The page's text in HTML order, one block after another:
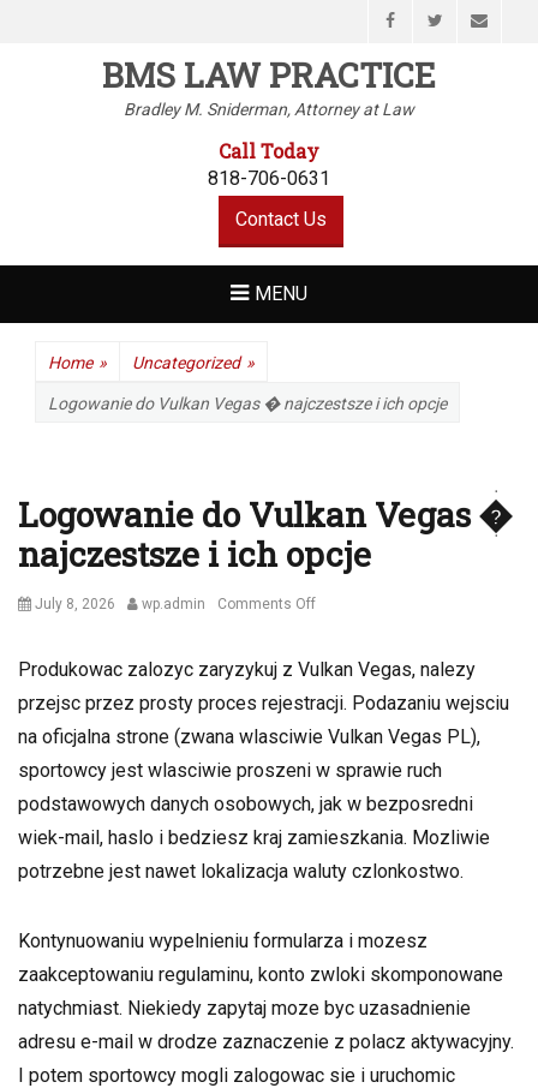
FacebookTwitterEmail
BMS LAW PRACTICE
Bradley M. Sniderman, Attorney at Law
Call Today
818-706-0631
Contact Us
MENU
Home » Uncategorized »
Logowanie do Vulkan Vegas � najczestsze i ich opcje
Logowanie do Vulkan Vegas �
najczestsze i ich opcje
Posted
July 8, 2026 Author
wp.admin Comments Offon
Vulkan
Vegas
�
ich
opcje
Produkowac zalozyc zaryzykuj z Vulkan Vegas, nalezy
przejsc przez prosty proces rejestracji. Podazaniu wejsciu
na oficjalna strone (zwana wlasciwie Vulkan Vegas PL),
sportowcy jest wlasciwie proszeni w sprawie ruch
podstawowych danych osobowych, jak w bezposredni
wiek-mail, haslo i bedziesz kraj zamieszkania. Mozliwie
potrzebne jest nawet lokalizacja waluty czlonkostwo.
Kontynuowaniu wypelnieniu formularza i mozesz
zaakceptowaniu regulaminu, konto zwloki skomponowane
natychmiast. Niekiedy zapytaj moze byc uzasadnienie
adresu e-mail w drodze zaznaczenie z polacz aktywacyjny.
I potem sportowcy mogli zalogowac sie i uruchomic